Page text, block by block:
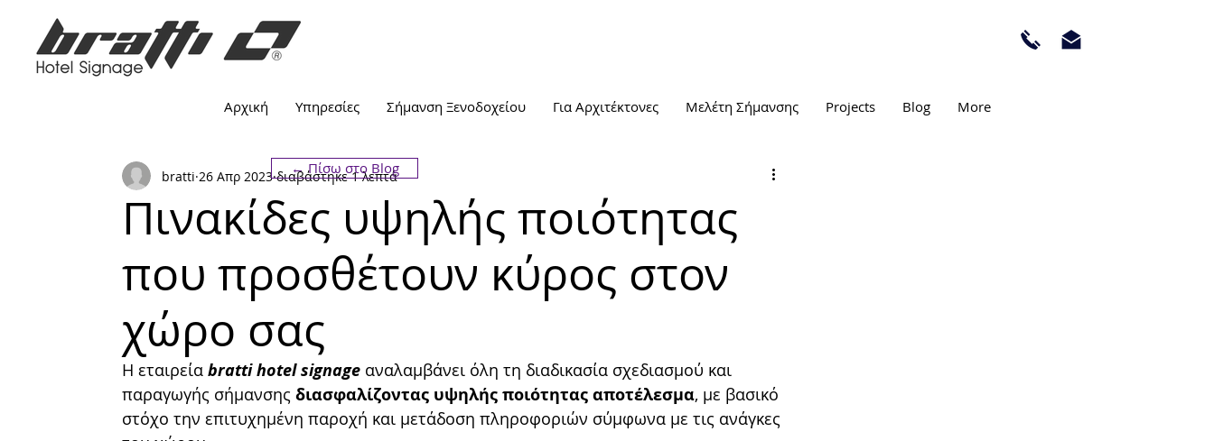
Αρχική Υπηρεσίες Σήμανση Ξενοδοχείου Για Αρχιτέκτονες Μελέτη Σήμανσης Projects Blog More
Πινακίδες υψηλής ποιότητας
που προσθέτουν κύρος στον
χώρο σας
bratti 26 Απρ 2023 διαβάστηκε 1 λεπτά
Η εταιρεία bratti hotel signage αναλαμβάνει όλη τη διαδικασία σχεδιασμού και
παραγωγής σήμανσης διασφαλίζοντας υψηλής ποιότητας αποτέλεσμα, µε βασικό
στόχο την επιτυχημένη παροχή και μετάδοση πληροφοριών σύμφωνα µε τις ανάγκες
← Πίσω στο Blog